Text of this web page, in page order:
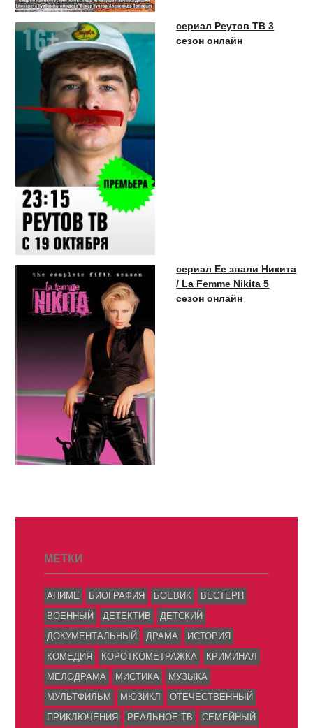
сериал Реутов ТВ 3
сезон онлайн
сериал Ее звали Никита
/ La Femme Nikita 5
сезон онлайн
МЕТКИ
АНИМЕ БИОГРАФИЯ БОЕВИК
ВЕСТЕРН
ВОЕННЫЙ
ДЕТЕКТИВ
ДЕТСКИЙ
ДОКУМЕНТАЛЬНЫЙ
ДРАМА
ИСТОРИЯ
КОМЕДИЯ
КОРОТКОМЕТРАЖКА
КРИМИНАЛ
МЕЛОДРАМА
МИСТИКА
МУЗЫКА
МУЛЬТФИЛЬМ
МЮЗИКЛ
ОТЕЧЕСТВЕННЫЙ
ПРИКЛЮЧЕНИЯ
РЕАЛЬНОЕ ТВ СЕМЕЙНЫЙ